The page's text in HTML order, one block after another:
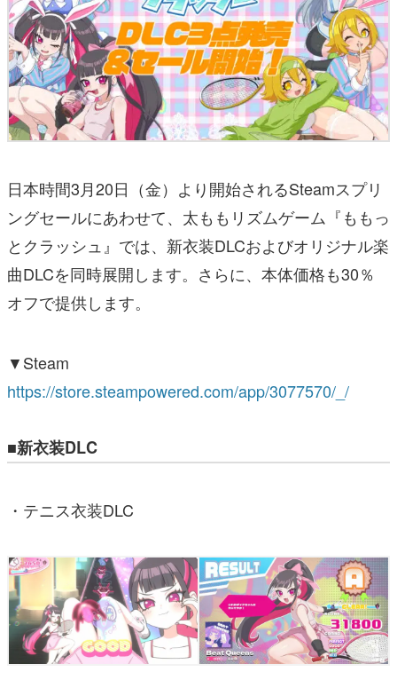
日本時間3月20日（金）より開始されるSteamスプリ
ングセールにあわせて、太ももリズムゲーム『ももっ
とクラッシュ』では、新衣装DLCおよびオリジナル楽
曲DLCを同時展開します。さらに、本体価格も30％
オフで提供します。
▼Steam
https://store.steampowered.com/app/3077570/_/
■新衣装DLC
・テニス衣装DLC